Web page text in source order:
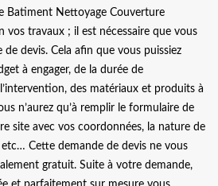
Batiment Nettoyage Couverture
vos travaux ; il est nécessaire que vous
de devis. Cela afin que vous puissiez
à engager, de la durée de
des matériaux et produits à
n’aurez qu’à remplir le formulaire de
site avec vos coordonnées, la nature de
Cette demande de devis ne vous
gratuit. Suite à votre demande,